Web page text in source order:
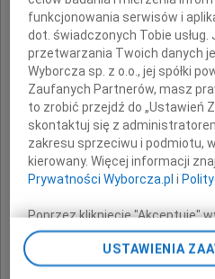
wyrazy
funkcjonowania serwisów i
dot. świadczonych Tobie
przetwarzania Twoich danych
Wyborcza sp. z o.o., jej spółki
Zaufanych Partnerów, masz
to zrobić przejdź do „Ustawień
skontaktuj się z
zakresu sprzeciwu i podmiotu,
kierowany. Więcej informacji
Prywatności Wyborcza.pl i
Poprzez kliknięcie "Akceptuję"
zainstalowanie i
Wyborczej sp. z o. o. jej
na Twoim urządzeniu
USTAWIENIA